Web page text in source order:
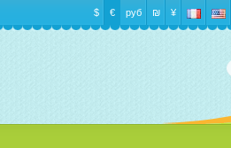
$ € руб ₪‎ ¥